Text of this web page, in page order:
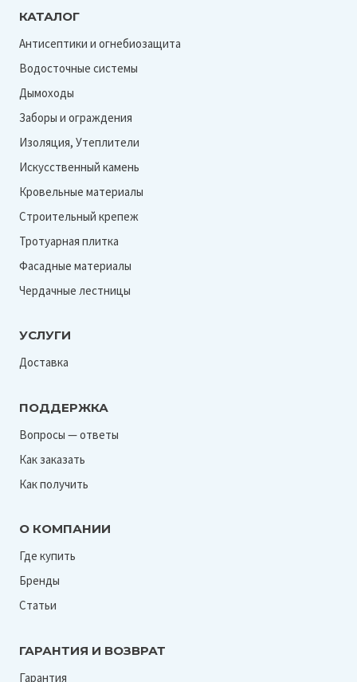
КАТАЛОГ
Антисептики и огнебиозащита
Водосточные системы
Дымоходы
Заборы и ограждения
Изоляция, Утеплители
Искусственный камень
Кровельные материалы
Строительный крепеж
Тротуарная плитка
Фасадные материалы
Чердачные лестницы
УСЛУГИ
Доставка
ПОДДЕРЖКА
Вопросы — ответы
Как заказать
Как получить
О КОМПАНИИ
Где купить
Бренды
Статьи
ГАРАНТИЯ И ВОЗВРАТ
Гарантия